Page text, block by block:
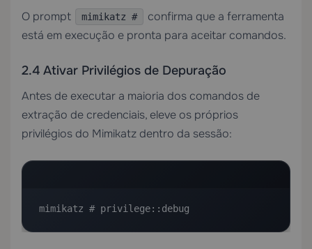
O prompt mimikatz #
confirma que a ferramenta
está em execução e pronta para aceitar comandos.
2.4 Ativar Privilégios de Depuração
Antes de executar a maioria dos comandos de
extração de credenciais, eleve os próprios
privilégios do Mimikatz dentro da sessão:
mimikatz # privilege::debug